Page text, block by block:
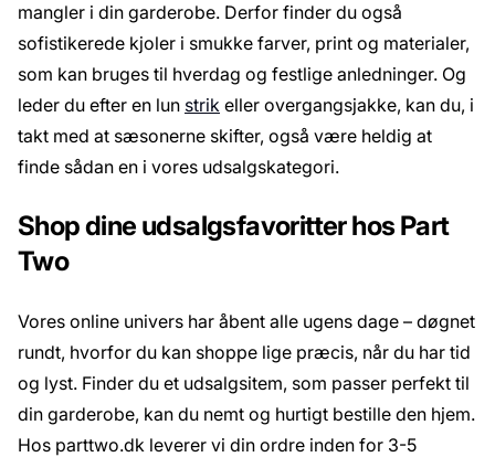
mangler i din garderobe. Derfor finder du også
sofistikerede kjoler i smukke farver, print og materialer,
som kan bruges til hverdag og festlige anledninger. Og
leder du efter en lun strik eller overgangsjakke, kan du, i
takt med at sæsonerne skifter, også være heldig at
finde sådan en i vores udsalgskategori.
Shop dine udsalgsfavoritter hos Part
Two
Vores online univers har åbent alle ugens dage – døgnet
rundt, hvorfor du kan shoppe lige præcis, når du har tid
og lyst. Finder du et udsalgsitem, som passer perfekt til
din garderobe, kan du nemt og hurtigt bestille den hjem.
Hos parttwo.dk leverer vi din ordre inden for 3-5